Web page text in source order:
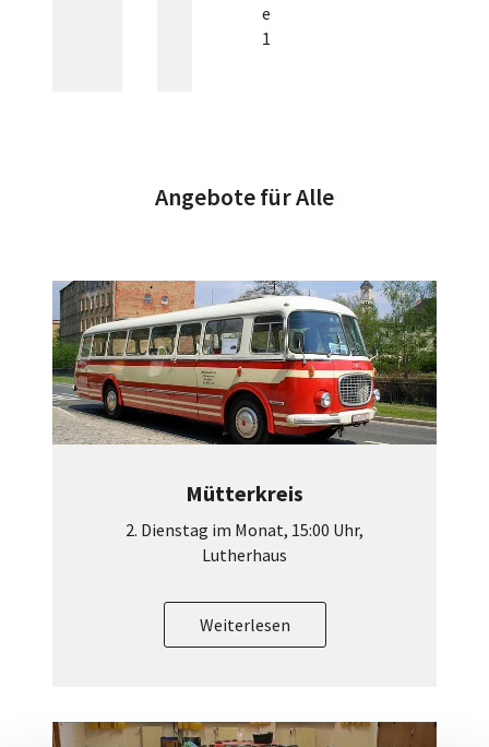
e
1
Angebote für Alle
Mütterkreis
2. Dienstag im Monat, 15:00 Uhr,
Lutherhaus
Weiterlesen